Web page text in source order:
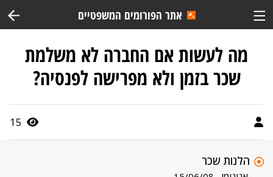
אתר הפורומים המשפטיים
מה לעשות אם החברה לא משלמת
שכר בזמן ולא מפרישה לפנסיה?
15
הלנות שכר